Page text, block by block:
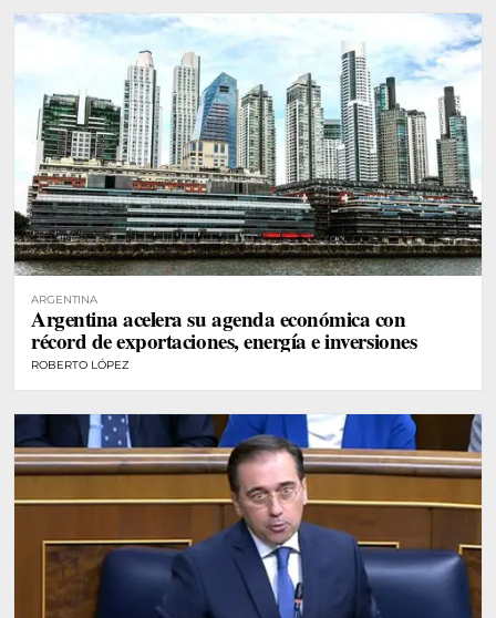
ARGENTINA
Argentina acelera su agenda económica con
récord de exportaciones, energía e inversiones
ROBERTO LÓPEZ